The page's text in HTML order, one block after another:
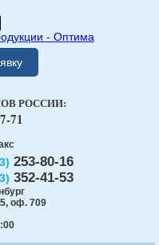
253-80-16
352-41-53
оф. 709
РОССИИ:
71